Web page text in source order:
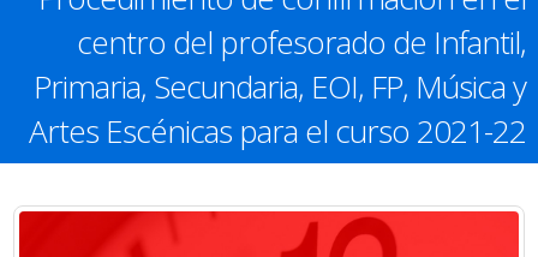
centro del profesorado de Infantil,
Primaria, Secundaria, EOI, FP, Música y
Artes Escénicas para el curso 2021-22